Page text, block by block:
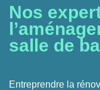
Nos
salle de
Entreprendre la